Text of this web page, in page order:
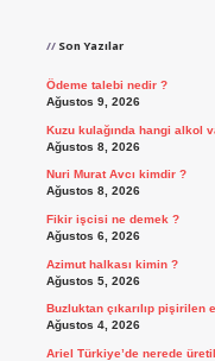
Son Yazılar
Ödeme talebi nedir ?
Ağustos 9, 2026
Kuzu kulağında hangi alkol
Ağustos 8, 2026
Nuri Murat Avcı kimdir ?
Ağustos 8, 2026
Fikir işcisi ne demek ?
Ağustos 6, 2026
Azimut halkası kimin ?
Ağustos 5, 2026
Buzluktan çıkarılıp pişirilen
Ağustos 4, 2026
Ariel Türkiye’de nerede